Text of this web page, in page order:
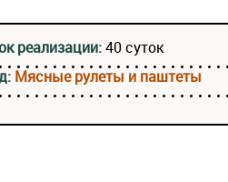
реализации:40 суток
Мясные рулеты и паштеты